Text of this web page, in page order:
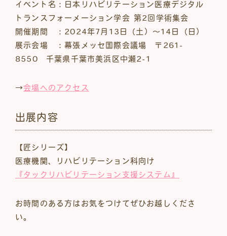
イベント名：日本リハビリテーション医療デジタル
トランスフォーメーション学会 第2回学術集会
開催期間 ：2024年7月13日（土）～14日（日）
展示会場 ：幕張メッセ国際会議場 〒261-
8550 千葉県千葉市美浜区中瀬2-1
→会場へのアクセス
出展内容
【匠シリーズ】
医療機関、リハビリテーション科向け
『タックリハビリテーション支援システム』
お時間のある方はお気をつけてぜひお越しくださ
い。